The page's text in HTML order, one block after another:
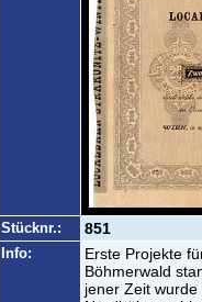
Stücknr.: 851
Info:
Erste Projekte
Böhmerwald
jener Zeit